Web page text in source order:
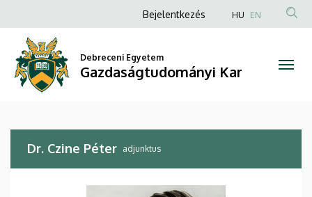
Czine
Péter
Gazdaságtudományi
Kar
a
tartalomra
Anonim
fiók
menüje
Bejelentkezés HU EN
Debreceni Egyetem
Gazdaságtudományi Kar
Dr. Czine Péter adjunktus